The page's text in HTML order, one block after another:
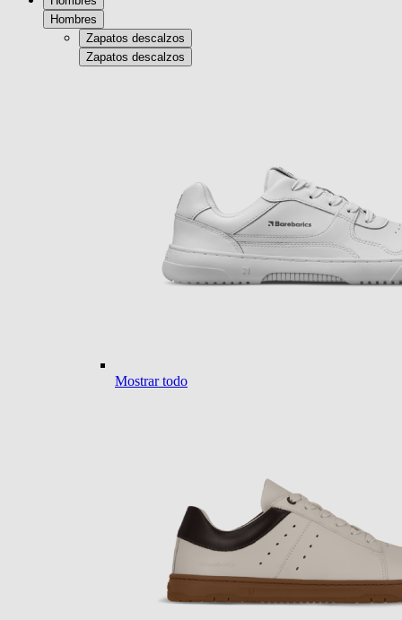
Hombres
Zapatos descalzos
Zapatos descalzos
Mostrar todo